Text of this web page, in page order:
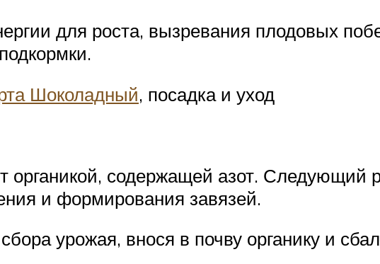
для роста, вызревания плодовых
Шоколадный, посадка и уход
органикой, содержащей азот. Следующий
и формирования завязей.
урожая, внося в почву органику и